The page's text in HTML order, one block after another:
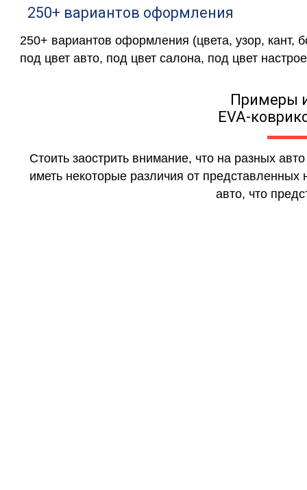
250+ вариантов оформления
250+ вариантов оформления (цвета, узор, кант,
под цвет авто, под цвет салона, под цвет
Примеры
EVA-
Стоить заострить внимание, что на разных
иметь некоторые различия от
авто, что